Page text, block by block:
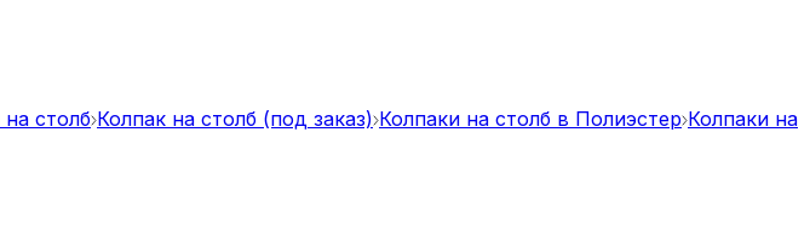
столб Колпак на столб (под заказ) Колпаки на столб в Полиэстер Колпаки на